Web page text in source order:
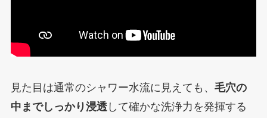
見た目は通常のシャワー水流に見えても、 毛穴の
中までしっかり浸透して確かな洗浄力を発揮する